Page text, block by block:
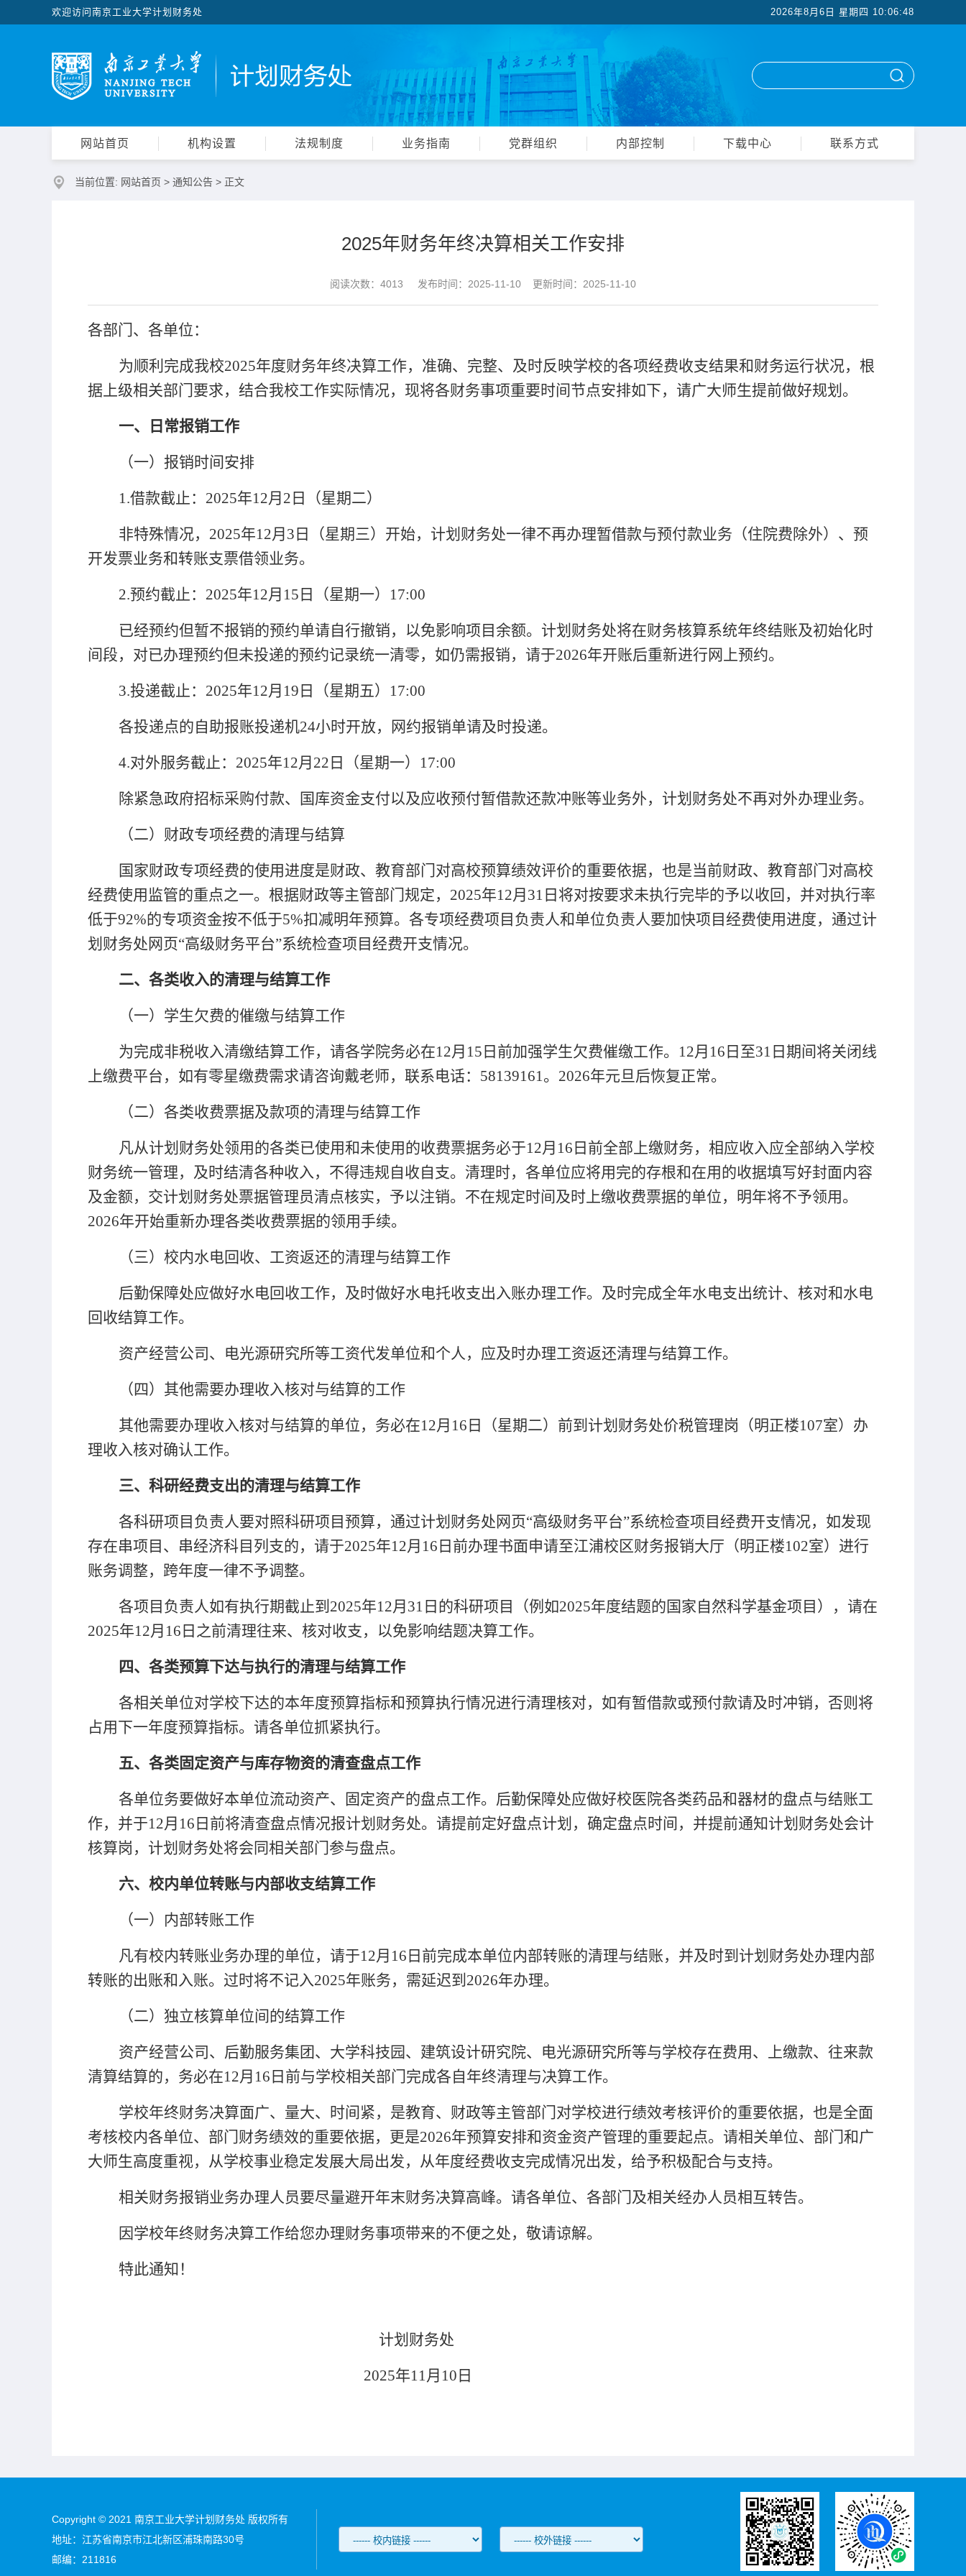
欢迎访问南京工业大学计划财务处 2026年8月6日 星期四 10:06:49
网站首页 机构设置 法规制度 业务指南 党群组织 内部控制 下载中心 联系方式
当前位置: 网站首页 > 通知公告 > 正文
2025年财务年终决算相关工作安排
阅读次数： 4013 发布时间：2025-11-10 更新时间：2025-11-10
各部门、各单位：
为顺利完成我校2025年度财务年终决算工作， 准确、 完整、及时反映学校的各项经费收支结果和财务运行状况，根
据上级相关部门要求，结合我校工作实际情况，现将各财务事项重要时间节点安排如下，请广大师生提前做好规划。
一、 日常报销工作
（一） 报销时间安排
1.借款截止： 2025年12月 2 日（星期二）
非特殊情况， 2025年12月 3 日（星期三）开始，计划财务处一律不再办理暂借款与预付款业务（住院费除外）、预
开发票业务和转账支票借领业务。
2.预约截止： 2025年12月15日（星期一） 17:00
已经预约但暂不报销的预约单请自行撤销，以免影响项目余额。计划财务处将在财务核算系统年终结账及初始化时
间段，对已办理预约但未投递的预约记录统一清零，如仍需报销，请于2026年开账后重新进行网上预约。
3.投递截止： 2025年12月19日（星期 五） 17:00
各投递点的自助报账投递机24小时开放，网约报销单请及时投递。
4.对外服务截止： 2025年12月22 日（星期一） 17:00
除紧急政府招标采购付款、国库资金支付以及应收预付暂借款还款冲账等业务外，计划财务处不再对外办理业务。
（二） 财政专项经费的清理与结算
国家财政专项经费的使用进度是财政、教育部门对高校预算绩效评价的重要依据，也是当前财政、教育部门对高校
经费使用监管的重点之一。根据财政等主管部门规定， 2025年12月31日将对按要求未执行完毕的予以收回，并对执行率
低于92%的专项资金按不低于5%扣减明年预算。各专项经费项目负责人和单位负责人要加快项目经费使用进度，通过计
划财务处网页“高级财务平台”系统检查项目经费开支情况。
二、 各类收入的清理与结算工作
（一）学生欠费的催缴与结算工作
为完成非税收入清缴结算工作，请各学院务必在12月15日前加强学生欠费催缴工作。12月16日至31日期间将关闭线
上缴费平台，如有零星缴费需求请咨询戴老师，联系电话：58139161。2026年元旦后恢复正常。
（二）各类收费票据及款项的清理与结算工作
凡从计划财务处领用的各类已使用和未使用的收费票据务必于12月16 日前全部上缴财务，相应收入应全部纳入学校
财务统一管理，及时结清各种收入，不得违规自收自支。清理时，各单位应将用完的存根和在用的收据填写好封面内容
及金额，交计划财务处票据管理员清点核实，予以注销。不在规定时间及时上缴收费票据的单位，明年将不予领用。
2026年开始重新办理各类收费票据的领用手续。
（三）校内水电回收、工资返还的清理与结算工作
后勤保障处应做好水电回收工作，及时做好水电托收支出入账办理工作。及时完成全年水电支出统计、核对和水电
回收结算工作。
资产经营公司、电光源研究所等工资代发单位和个人，应及时办理工资返还清理与结算工作。
（四）其他需要办理收入核对与结算的工作
其他需要办理收入核对与结算的单位，务必在12月16 日（星期二）前到计划财务处价税管理岗（明正楼107室）办
理收入核对确认工作。
三、科研经费支出的清理与结算工作
各科研项目负责人要对照科研项目预算，通过计划财务处网页“高级财务平台”系统检查项目经费开支情况，如发现
存在串项目、串经济科目列支的，请于2025年12月16 日前办理书面申请至江浦校区财务报销大厅（明正楼102室）进行
账务调整，跨年度一律不予调整。
各项目负责人如有执行期截止到 2025年12月31日的科研项目（例如2025年度结题的国家自然科学基金项目），请在
2025年12月16 日之前清理往来、核对收支，以免影响结题决算工作。
四、各类预算下达与执行的清理与结算工作
各相关单位对学校下达的本年度预算指标和预算执行情况进行清理核对，如有暂借款或预付款请及时冲销，否则将
占用下一年度预算指标。请各单位抓紧执行。
五、各类固定资产与库存物资的清查盘点工作
各单位务要做好本单位流动资产、固定资产的盘点工作。后勤保障处应做好校医院各类药品和器材的盘点与结账工
作，并于12月16 日前将清查盘点情况报计划财务处。请提前定好盘点计划，确定盘点时间，并提前通知计划财务处会计
核算岗，计划财务处将会同相关部门参与盘点。
六、校内单位转账与内部收支结算工作
（一）内部转账工作
凡有校内转账业务办理的单位，请于12月16 日前完成本单位内部转账的清理与结账，并及时到计划财务处办理内部
转账的出账和入账。过时将不记入2025年账务，需延迟到 2026年办理。
（二）独立核算单位间的结算工作
资产经营公司、后勤服务集团、大学科技园、建筑设计研究院、电光源研究所等与学校存在费用、上缴款、往来款
清算结算的，务必在12月16 日前与学校相关部门完成各自年终清理与决算工作。
学校年终财务决算面广、量大、时间紧，是教育、财政等主管部门对学校进行绩效考核评价的重要依据，也是全面
考核校内各单位、部门财务绩效的重要依据，更是2026年预算安排和资金资产管理的重要起点。请相关单位、部门和广
大师生高度重视，从学校事业稳定发展大局出发，从年度经费收支完成情况出发，给予积极配合与支持。
相关财务报销业务办理人员要尽量避开年末财务决算高峰。请各单位、各部门及相关经办人员相互转告。
因学校年终财务决算工作给您办理财务事项带来的不便之处，敬请谅解。
特此通知！
计划财务处
2025年11月 10 日
Copyright © 2021 南京工业大学计划财务处 版权所有
地址：江苏省南京市江北新区浦珠南路30号
邮编：211816